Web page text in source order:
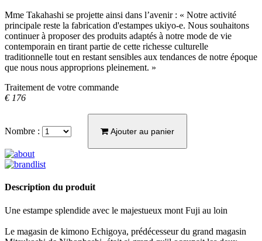
Mme Takahashi se projette ainsi dans l’avenir : « Notre activité
principale reste la fabrication d'estampes ukiyo-e. Nous souhaitons
continuer à proposer des produits adaptés à notre mode de vie
contemporain en tirant partie de cette richesse culturelle
traditionnelle tout en restant sensibles aux tendances de notre époque
que nous nous approprions pleinement. »
Traitement de votre commande
€ 176
Nombre : Ajouter au panier
Description du produit
Une estampe splendide avec le majestueux mont Fuji au loin
Le magasin de kimono Echigoya, prédécesseur du grand magasin